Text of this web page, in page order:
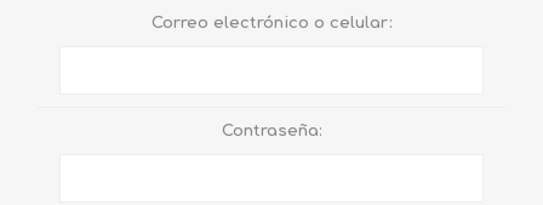
Correo electrónico o celular:
Contraseña: